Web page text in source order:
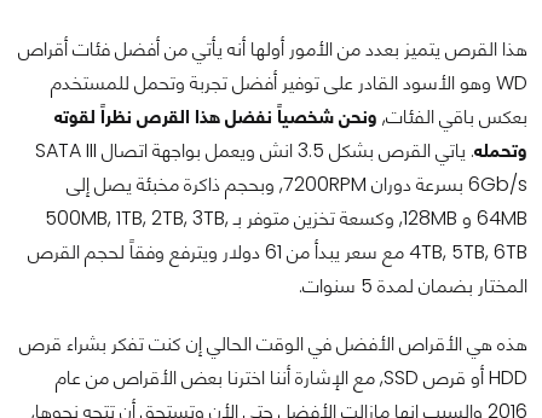
هذا القرص يتميز بعدد من الأمور أولها أنه يأتي من أفضل فئات أقراص
WD وهو الأسود القادر على توفير أفضل تجربة وتحمل للمستخدم
بعكس باقي الفئات, ونحن شخصياً نفضل هذا القرص نظراً لقوته
وتحمله
. ياتي القرص بشكل 3.5 انش ويعمل بواجهة اتصال SATA III
6Gb/s بسرعة دوران 7200RPM, وبحجم ذاكرة مخبئة يصل إلى
64MB و 128MB, وكسعة تخزين متوفر بـ 500MB, 1TB, 2TB, 3TB,
4TB, 5TB, 6TB مع سعر يبدأ من 61 دولار ويترفع وفقاً لحجم القرص
المختار بضمان لمدة 5 سنوات.
هذه هي الأقراص الأفضل في الوقت الحالي إن كنت تفكر بشراء قرص
HDD أو قرص SSD, مع الإشارة أننا اخترنا بعض الأقراص من عام
2016 والسبب انها مازالت الأفضل حتى الأن وتستحق أن تتجه نحوها,